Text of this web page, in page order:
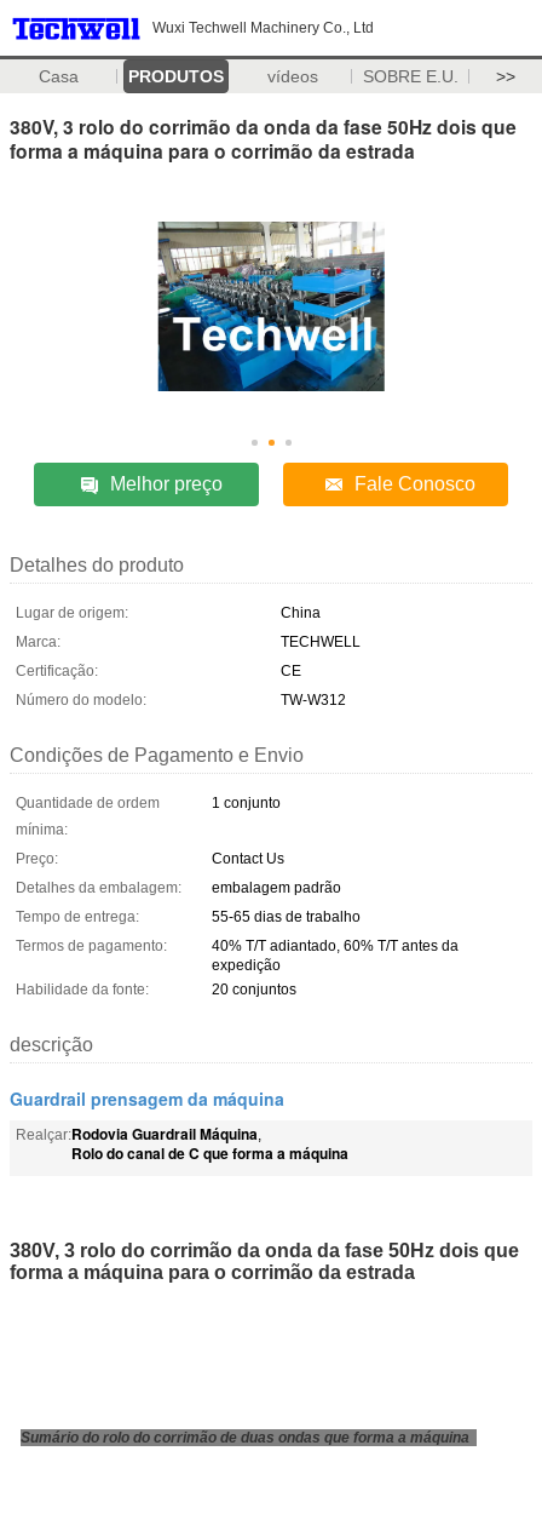
Wuxi Techwell Machinery Co., Ltd
Casa PRODUTOS vídeos SOBRE E.U. >>
380V, 3 rolo do corrimão da onda da fase 50Hz dois que
forma a máquina para o corrimão da estrada
Melhor preço Fale Conosco
Detalhes do produto
Lugar de origem:
China
Marca:
TECHWELL
Certificação:
CE
Número do modelo:
TW-W312
Condições de Pagamento e Envio
Quantidade de ordem
mínima:
1 conjunto
Preço:
Contact Us
Detalhes da embalagem:
embalagem padrão
Tempo de entrega:
55-65 dias de trabalho
Termos de pagamento:
40% T/T adiantado, 60% T/T antes da
expedição
Habilidade da fonte:
20 conjuntos
descrição
Guardrail prensagem da máquina
Realçar:Rodovia Guardrail Máquina,
Rolo do canal de C que forma a máquina
380V, 3 rolo do corrimão da onda da fase 50Hz dois que
forma a máquina para o corrimão da estrada
Sumário do rolo do corrimão de duas ondas que forma a máquina